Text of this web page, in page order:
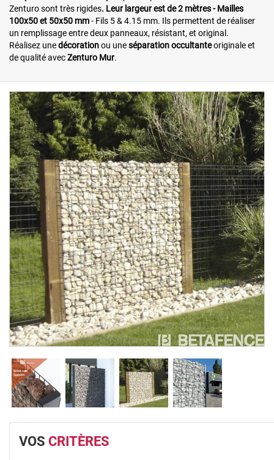
Zenturo sont très rigides. Leur largeur est de 2 mètres - Mailles
100x50 et 50x50 mm- Fils 5 & 4.15 mm. Ils permettent de réaliser
un remplissage entre deux panneaux, résistant, et original.
Réalisez unedécorationou uneséparation occultanteoriginale et
de qualité avecZenturo Mur.
VOS CRITÈRES